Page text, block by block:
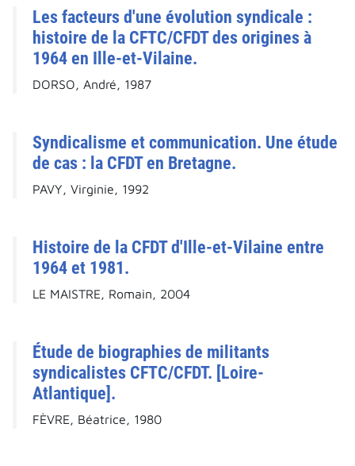
Les facteurs d'une évolution syndicale :
histoire de la CFTC/CFDT des origines à
1964 en Ille-et-Vilaine.
DORSO, André, 1987
Syndicalisme et communication. Une étude
de cas : la CFDT en Bretagne.
PAVY, Virginie, 1992
Histoire de la CFDT d'Ille-et-Vilaine entre
1964 et 1981.
LE MAISTRE, Romain, 2004
Étude de biographies de militants
syndicalistes CFTC/CFDT. [Loire-
Atlantique].
FÈVRE, Béatrice, 1980